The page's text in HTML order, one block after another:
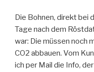
Die Bohnen, direkt bei
Tage nach dem
war: Die müssen noch
CO2 abbauen. Vom
ich per Mail die Info,